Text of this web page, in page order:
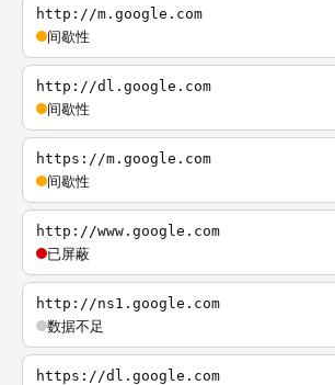
http://m.google.com
间歇性
http://dl.google.com
间歇性
https://m.google.com
间歇性
http://www.google.com
已屏蔽
http://ns1.google.com
数据不足
https://dl.google.com